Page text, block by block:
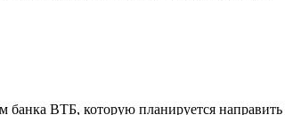
банка ВТБ, которую планируется